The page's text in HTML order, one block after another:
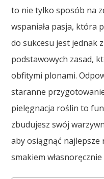
to nie tylko sposób na
wspaniała pasja, która
do sukcesu jest jednak
podstawowych zasad,
obfitymi plonami.
staranne
pielęgnacja roślin to
zbudujesz swój
aby osiągnąć
smakiem